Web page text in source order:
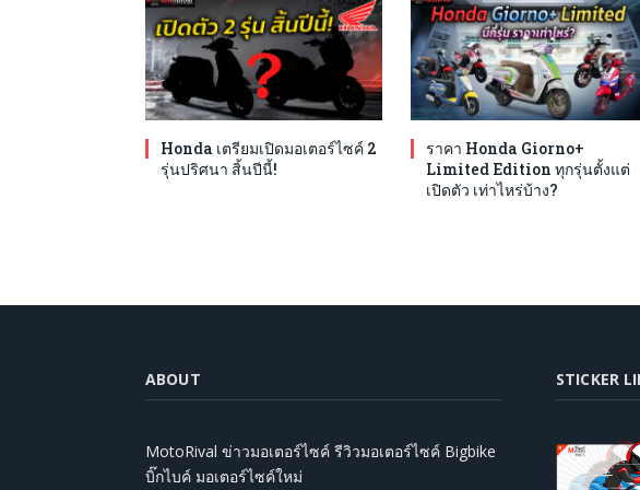
Honda เตรียมเปิดมอเตอร์ไซค์ 2
รุ่นปริศนา สิ้นปีนี้!
ราคา Honda Giorno+
Limited Edition ทุกรุ่นตั้งแต่
เปิดตัว เท่าไหร่บ้าง?
ABOUT
MotoRival ข่าวมอเตอร์ไซค์ รีวิวมอเตอร์ไซค์ Bigbike
บิ๊กไบค์ มอเตอร์ไซค์ใหม่
STICKER